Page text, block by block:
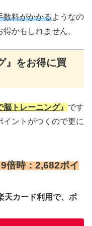
数料がかかるようなの
かもしれません。
』をお得に買
脳トレーニング』 です
ントがつくので更に
倍時：2,682ポイ
天カード利用で、ポ